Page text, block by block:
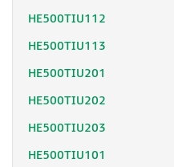
HE500TIU112
HE500TIU113
HE500TIU201
HE500TIU202
HE500TIU203
HE500TIU101